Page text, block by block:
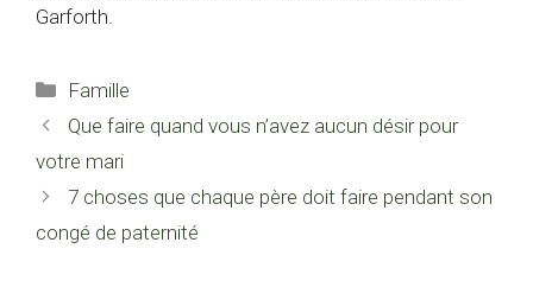
Garforth.
Catégories
Famille
Que faire quand vous n’avez aucun désir pour
votre mari
7 choses que chaque père doit faire pendant son
congé de paternité